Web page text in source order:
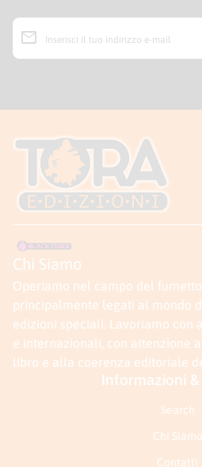
Inserisci il tuo indirizzo e-mail
email
Casa
Casa
Chi Siamo
Operiamo nel campo del
principalmente legati al mondo
edizioni speciali. Lavoriamo con
e internazionali, con attenzione
libro e alla coerenza editoriale
Informazioni
Search
Chi Siamo
Contatti